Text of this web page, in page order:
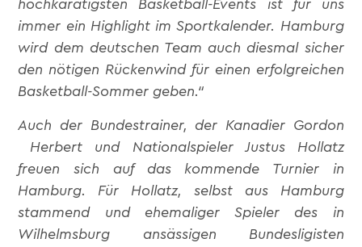
hochkarätigsten Basketball-Events ist für uns
immer ein Highlight im Sportkalender. Hamburg
wird dem deutschen Team auch diesmal sicher
den nötigen Rückenwind für einen erfolgreichen
Basketball-Sommer geben.“
Auch der Bundestrainer, der Kanadier Gordon
Herbert und Nationalspieler Justus Hollatz
freuen sich auf das kommende Turnier in
Hamburg. Für Hollatz, selbst aus Hamburg
stammend und ehemaliger Spieler des in
Wilhelmsburg ansässigen Bundesligisten